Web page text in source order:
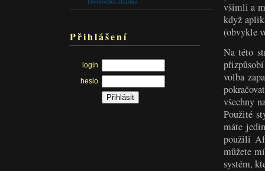
Domovská stránka
Přihlášení
login
heslo
všimli a
když
(obvykle
Na této
volba
všechny
Použité
máte
použili
můžete
systém,